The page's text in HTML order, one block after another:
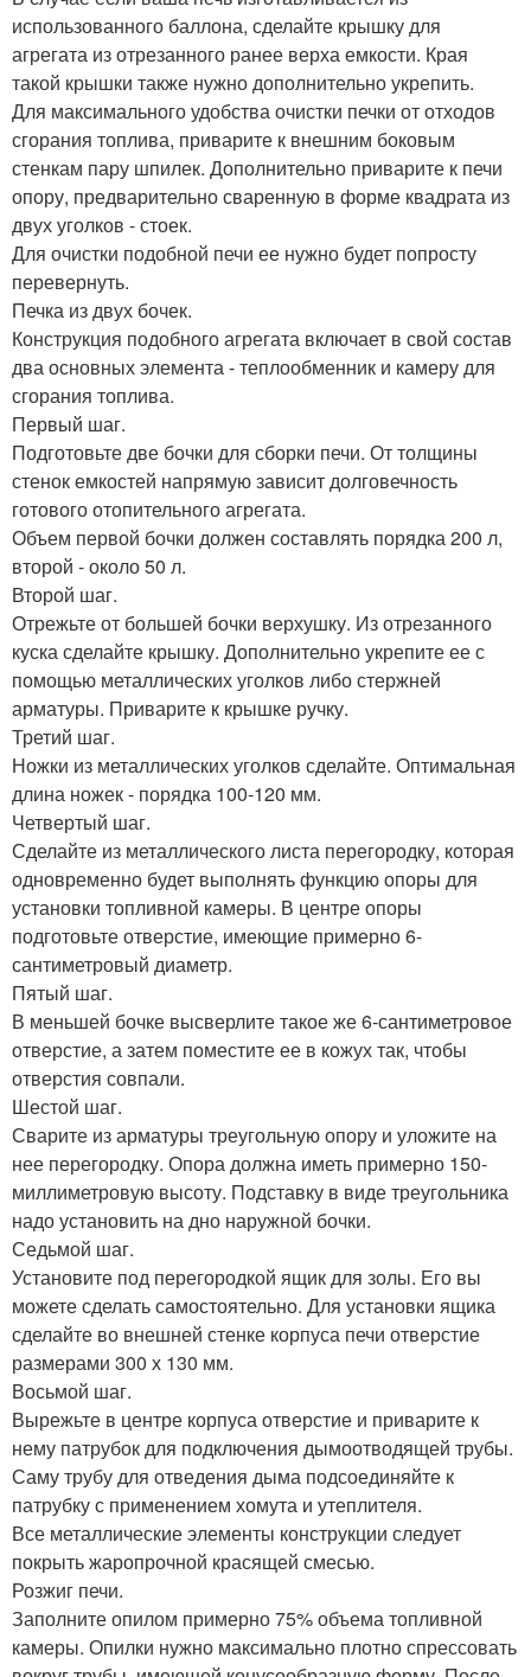
использованного баллона, сделайте крышку для
агрегата из отрезанного ранее верха емкости. Края
такой крышки также нужно дополнительно укрепить.
Для максимального удобства очистки печки от отходов
сгорания топлива, приварите к внешним боковым
стенкам пару шпилек. Дополнительно приварите к печи
опору, предварительно сваренную в форме квадрата из
двух уголков - стоек.
Для очистки подобной печи ее нужно будет попросту
перевернуть.
Печка из двух бочек.
Конструкция подобного агрегата включает в свой состав
два основных элемента - теплообменник и камеру для
сгорания топлива.
Первый шаг.
Подготовьте две бочки для сборки печи. От толщины
стенок емкостей напрямую зависит долговечность
готового отопительного агрегата.
Объем первой бочки должен составлять порядка 200 л,
второй - около 50 л.
Второй шаг.
Отрежьте от большей бочки верхушку. Из отрезанного
куска сделайте крышку. Дополнительно укрепите ее с
помощью металлических уголков либо стержней
арматуры. Приварите к крышке ручку.
Третий шаг.
Ножки из металлических уголков сделайте. Оптимальная
длина ножек - порядка 100-120 мм.
Четвертый шаг.
Сделайте из металлического листа перегородку, которая
одновременно будет выполнять функцию опоры для
установки топливной камеры. В центре опоры
подготовьте отверстие, имеющие примерно 6-
сантиметровый диаметр.
Пятый шаг.
В меньшей бочке высверлите такое же 6-сантиметровое
отверстие, а затем поместите ее в кожух так, чтобы
отверстия совпали.
Шестой шаг.
Сварите из арматуры треугольную опору и уложите на
нее перегородку. Опора должна иметь примерно 150-
миллиметровую высоту. Подставку в виде треугольника
надо установить на дно наружной бочки.
Седьмой шаг.
Установите под перегородкой ящик для золы. Его вы
можете сделать самостоятельно. Для установки ящика
сделайте во внешней стенке корпуса печи отверстие
размерами 300 х 130 мм.
Восьмой шаг.
Вырежьте в центре корпуса отверстие и приварите к
нему патрубок для подключения дымоотводящей трубы.
Саму трубу для отведения дыма подсоединяйте к
патрубку с применением хомута и утеплителя.
Все металлические элементы конструкции следует
покрыть жаропрочной красящей смесью.
Розжиг печи.
Заполните опилом примерно 75% объема топливной
камеры. Опилки нужно максимально плотно спрессовать